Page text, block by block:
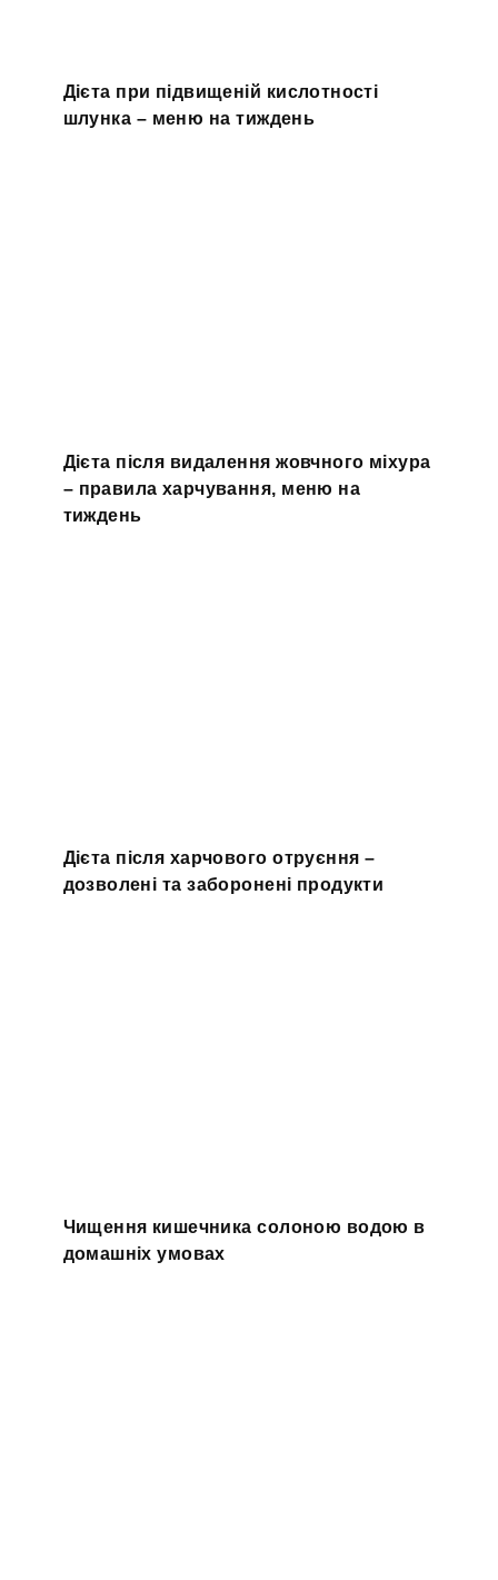
Дієта при підвищеній кислотності
шлунка – меню на тиждень
Дієта після видалення жовчного міхура
– правила харчування, меню на
тиждень
Дієта після харчового отруєння –
дозволені та заборонені продукти
Чищення кишечника солоною водою в
домашніх умовах